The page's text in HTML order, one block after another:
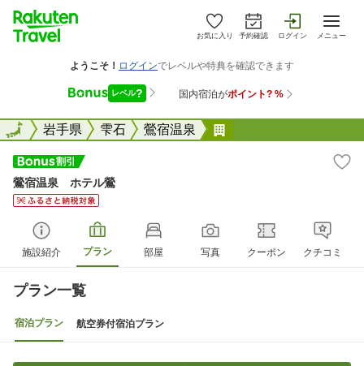
お気に入り 予約確認 ログイン メニュー
全国岩手県 雫石 鶯宿温泉
全国
鶯宿温泉 ホテル鶯
施設紹介 プラン 部屋 写真 クーポン クチコミ
プラン一覧
宿泊プラン 航空券付宿泊プラン